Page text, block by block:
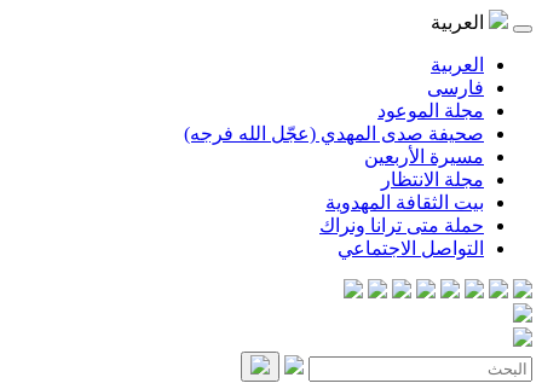
المهدي (عجّل الله فرجه)
المهدوية
ترانا ونراك
الاجتماعي